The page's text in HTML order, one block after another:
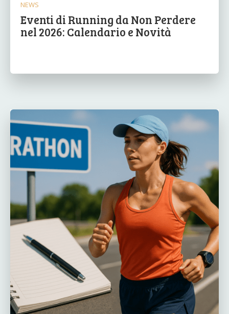
NEWS
Eventi di Running da Non Perdere
nel 2026: Calendario e Novità